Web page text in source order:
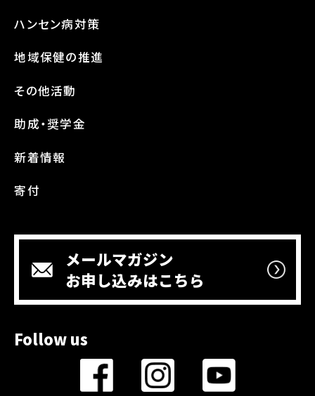
ハンセン病対策
地域保健の推進
その他活動
助成・奨学金
新着情報
寄付
メールマガジン
お申し込みはこちら
Follow us